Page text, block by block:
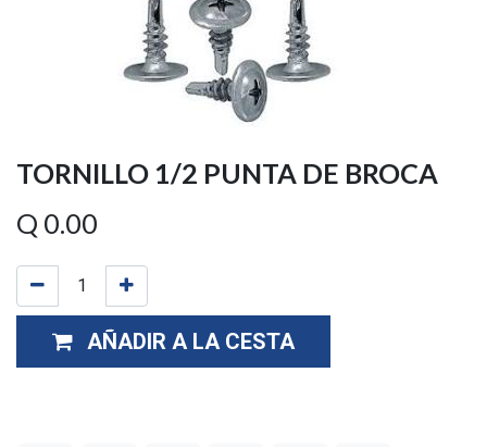
TORNILLO 1/2 PUNTA DE BROCA
Q 0.00
AÑADIR A LA CESTA